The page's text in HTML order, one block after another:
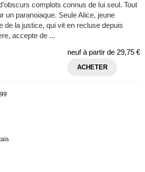
complots connus de lui seul. Tout
un paranoiaque. Seule Alice, jeune
de la justice, qui vit en recluse depuis
accepte de ...
neuf à partir de 29,75 €
ACHETER